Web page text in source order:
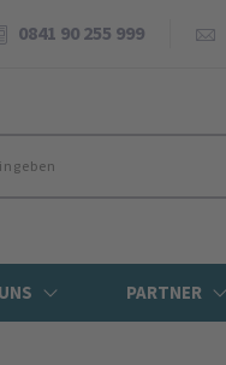
0841 90 255 999
PARTNER